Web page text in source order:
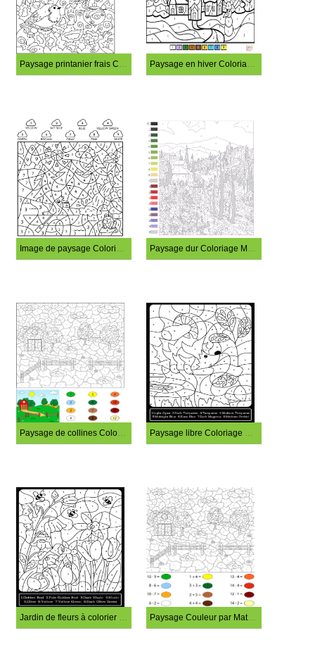
Paysage printanier frais Coloriage Magique Paysage en hiver Coloriage Magique
Image de paysage Coloriage Magique Paysage dur Coloriage Magique
Paysage de collines Coloriage Magique Paysage libre Coloriage Magique
Jardin de fleurs à colorier par numéro Paysage Couleur par Mathématiques